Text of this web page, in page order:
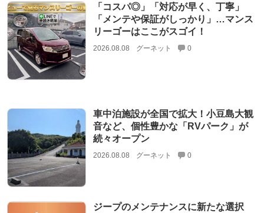
「コスパ◎」「対応が早く、丁寧」
「メンテや保証がしっかり」…マンス
リーゴーはここがスゴイ！
2026.08.08 グーネット 0
車中泊施設が全国で拡大！小豆島大観
音など、個性豊かな「RVパーク」が
続々オープン
2026.08.08 グーネット 0
ジープのメンテナンスに新たな選択